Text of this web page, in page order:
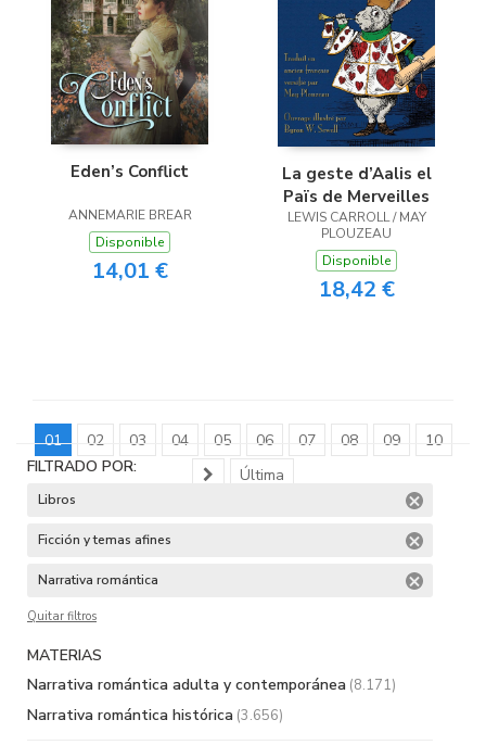
Eden’s Conflict
ANNEMARIE BREAR
Disponible
14,01 €
La geste d’Aalis el
Païs de Merveilles
LEWIS CARROLL / MAY
PLOUZEAU
Disponible
18,42 €
01 02 03 04 05 06 07 08 09
10
Última
FILTRADO POR:
Libros
Ficción y temas afines
Narrativa romántica
Quitar filtros
MATERIAS
Narrativa romántica adulta y contemporánea (8.171)
Narrativa romántica histórica (3.656)